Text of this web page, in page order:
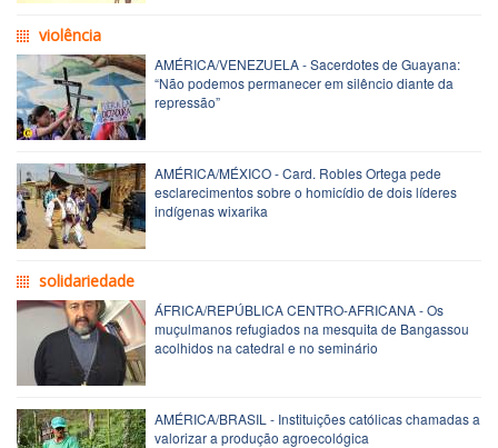
violência
AMÉRICA/VENEZUELA - Sacerdotes de Guayana:
“Não podemos permanecer em silêncio diante da
repressão”
AMÉRICA/MÉXICO - Card. Robles Ortega pede
esclarecimentos sobre o homicídio de dois líderes
indígenas wixarika
solidariedade
ÁFRICA/REPÚBLICA CENTRO-AFRICANA - Os
muçulmanos refugiados na mesquita de Bangassou
acolhidos na catedral e no seminário
AMÉRICA/BRASIL - Instituições católicas chamadas a
valorizar a produção agroecológica